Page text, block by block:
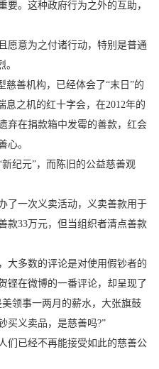
要。这种政府行为之外的互助，
愿意为之付诸行动，特别是普通
。
慈善机构，已经体会了“末日”的
息之机的红十字会，在2012年的
弃在捐款箱中发霉的善款，红会
心。
纪元”，而陈旧的公益慈善观
了一次义卖活动，义卖善款用于
款33万元，但当组织者清点善款
大多数的评论是对使用假钞者的
铿在微博的一番评论，却呈现了
领事一两月的薪水，大张旗鼓
买义卖品，是慈善吗?”
们已经不再能接受如此的慈善公